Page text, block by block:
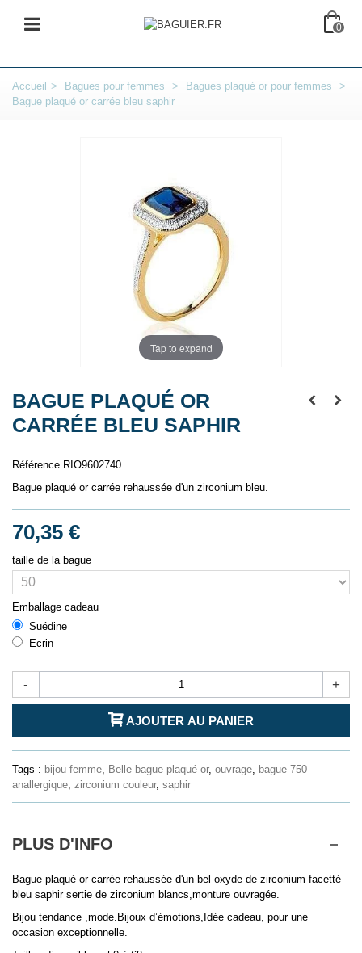
0
Accueil > Bagues pour femmes > Bagues plaqué or pour femmes
>
Bague plaqué or carrée bleu saphir
Tap to expand
BAGUE PLAQUÉ OR
CARRÉE BLEU SAPHIR
Référence RIO9602740
Bague plaqué or carrée rehaussée d'un zirconium bleu.
70,35 €
taille de la bague
Emballage cadeau
Suédine
Ecrin
- +
AJOUTER AU PANIER
Tags : bijou femme, Belle bague plaqué or, ouvrage, bague 750
anallergique, zirconium couleur, saphir
PLUS D'INFO
Bague plaqué or carrée rehaussée d'un bel oxyde de zirconium facetté
bleu saphir sertie de zirconium blancs,monture ouvragée.
Bijou tendance ,mode.Bijoux d’émotions,Idée cadeau, pour une
occasion exceptionnelle.